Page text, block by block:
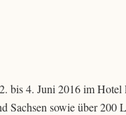
bis 4. Juni 2016 im Hotel
Sachsen sowie über 200